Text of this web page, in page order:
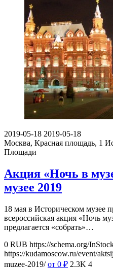
2019-05-18 2019-05-18
Москва, Красная площадь, 1
Площади
Акция «Ночь в
музее 2019
18 мая в Историческом музее
всероссийская акция «Ночь
предлагается «собрать»…
0 RUB https://schema.org/
https://kudamoscow.ru/event/
muzee-2019/ от 0 ₽ 2.3K 4